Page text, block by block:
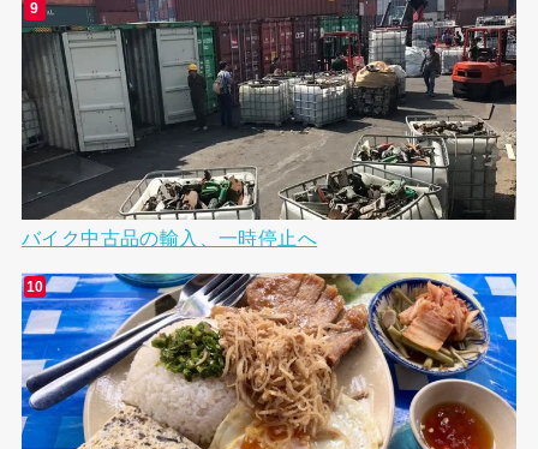
バイク中古品の輸入、一時停止へ